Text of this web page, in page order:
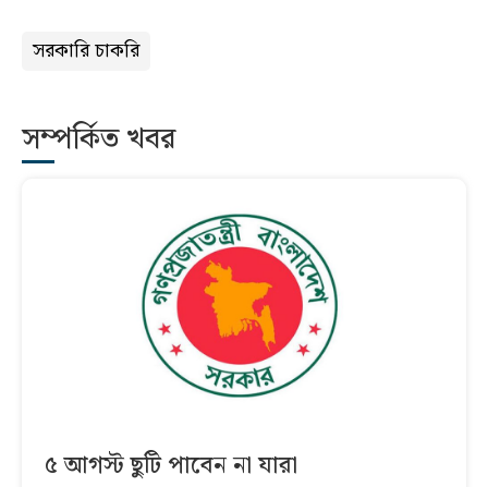
সরকারি চাকরি
সম্পর্কিত খবর
৫ আগস্ট ছুটি পাবেন না যারা